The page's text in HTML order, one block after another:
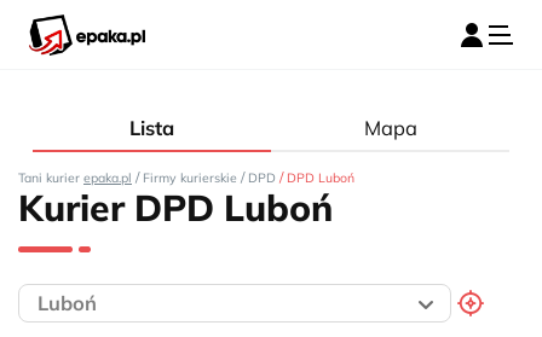
Lista Mapa
Tani kurier epaka.pl / Firmy kurierskie / DPD / DPD Luboń
Kurier DPD Luboń